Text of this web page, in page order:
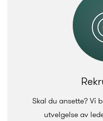
Skal du ansette? Vi
utvelgelse av